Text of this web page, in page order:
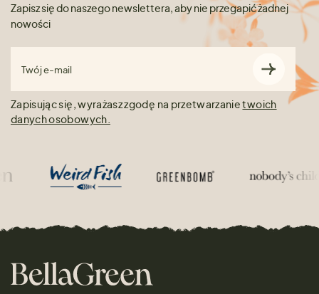
Zapisz się do naszego newslettera, aby nie przegapić żadnej
nowości
Twój e-mail
Zapisując się, wyrażasz zgodę na przetwarzanietwoich
danych osobowych.